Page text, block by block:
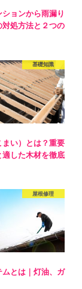
ョンから雨漏り
処方法と２つの
基礎知識
まい）とは？重要
した木材を徹底
屋根修理
ムとは｜灯油、ガ